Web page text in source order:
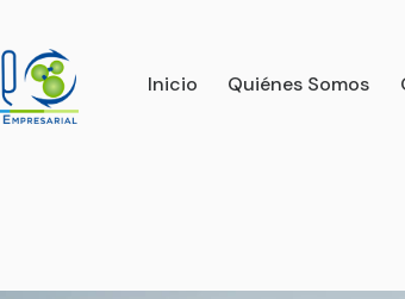
Inicio Quiénes Somos